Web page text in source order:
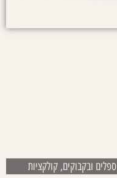
ספלים ובקבוקים, קולקציות